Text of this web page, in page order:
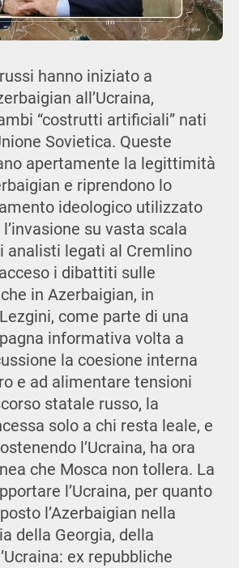
hanno iniziato a
all’Ucraina,
“costrutti artificiali” nati
Sovietica. Queste
apertamente la legittimità
e riprendono lo
ideologico utilizzato
su vasta scala
analisti legati al Cremlino
i dibattiti sulle
in Azerbaigian, in
come parte di una
informativa volta a
la coesione interna
e ad alimentare tensioni
statale russo, la
solo a chi resta leale, e
l’Ucraina, ha ora
che Mosca non tollera. La
l’Ucraina, per quanto
l’Azerbaigian nella
della Georgia, della
ex repubbliche